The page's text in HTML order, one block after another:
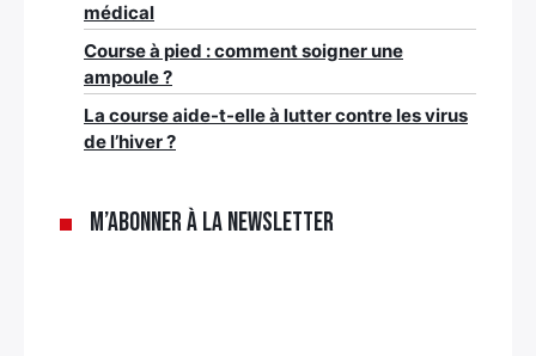
médical
Course à pied : comment soigner une
ampoule ?
La course aide-t-elle à lutter contre les virus
de l’hiver ?
M’abonner à la newsletter